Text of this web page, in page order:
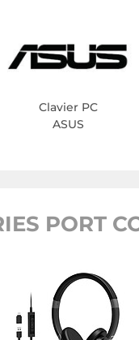
Clavier PC
ASUS
PORT